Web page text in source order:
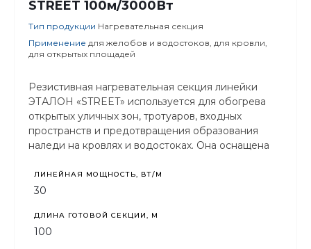
STREET 100м/3000Вт
Тип продукции Нагревательная секция
Применение для желобов и водостоков, для кровли,
для открытых площадей
Резистивная нагревательная секция линейки
ЭТАЛОН «STREET» используется для обогрева
открытых уличных зон, тротуаров, входных
пространств и предотвращения образования
наледи на кровлях и водостоках. Она оснащена
ЛИНЕЙНАЯ МОЩНОСТЬ, ВТ/М
30
ДЛИНА ГОТОВОЙ СЕКЦИИ, М
100